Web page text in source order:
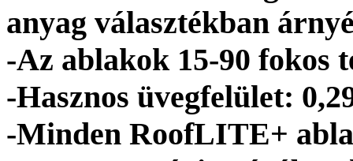
anyag választékban
-Az ablakok 15-90 fokos
-Hasznos üvegfelület:
-Minden RoofLITE+